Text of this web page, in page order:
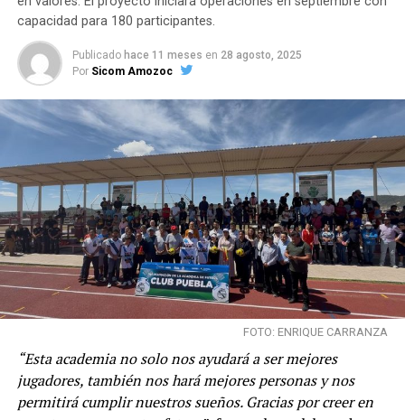
capacidad para 180 participantes.
Publicado hace 11 meses en 28 agosto, 2025
Por Sicom Amozoc
FOTO: ENRIQUE CARRANZA
“Esta academia no solo nos ayudará a ser mejores
jugadores, también nos hará mejores personas y nos
permitirá cumplir nuestros sueños. Gracias por creer en